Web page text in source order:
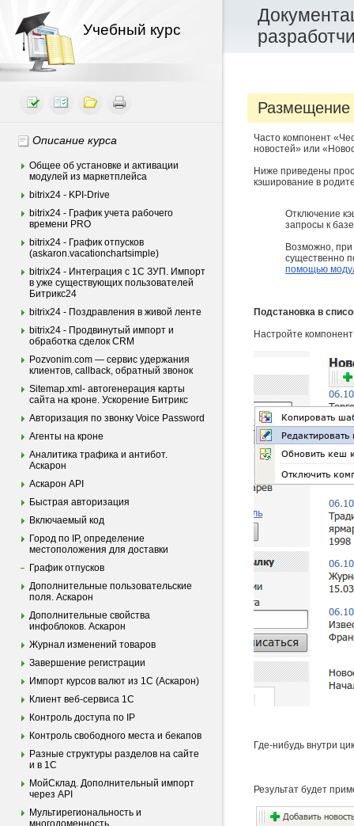
Учебный курс
Размещение
Описание курса
Общее об установке и активации
модулей из маркетплейса
bitrix24 - KPI-Drive
bitrix24 - График учета рабочего
времени PRO
bitrix24 - График отпусков
(askaron.vacationchartsimple)
bitrix24 - Интеграция c 1С ЗУП. Импорт
в уже существующих пользователей
Битрикс24
bitrix24 - Поздравления в живой ленте
bitrix24 - Продвинутый импорт и
обработка сделок CRM
Pozvonim.com — сервис удержания
клиентов, callback, обратный звонок
Sitemap.xml- автогенерация карты
сайта на кроне. Ускорение Битрикс
Авторизация по звонку Voice Password
Агенты на кроне
Аналитика трафика и антибот.
Аскарон
Аскарон API
Быстрая авторизация
Включаемый код
Город по IP, определение
местоположения для доставки
График отпусков
Дополнительные пользовательские
поля. Аскарон
Дополнительные свойства
инфоблоков. Аскарон
Журнал изменений товаров
Завершение регистрации
Импорт курсов валют из 1С (Аскарон)
Клиент веб-сервиса 1С
Контроль доступа по IP
Контроль свободного места и бекапов
Разные структуры разделов на сайте
и в 1С
МойСклад. Дополнительный импорт
через API
Мультирегиональность и
многодоменность
Часто компонент
новостей» или
Ниже приведены
кэширование в
Отключение
запросы к
Возможно, при
существенно
помощью
Подстановка в
Настройте
Где-нибудь внутри
Результат будет